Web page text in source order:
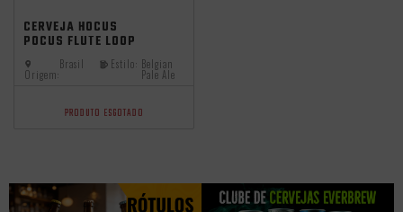
CERVEJA HOCUS
POCUS FLUTE LOOP
BELGIAN ALE 500ML
Origem:
Brasil Estilo: Belgian
Pale Ale
PRODUTO ESGOTADO